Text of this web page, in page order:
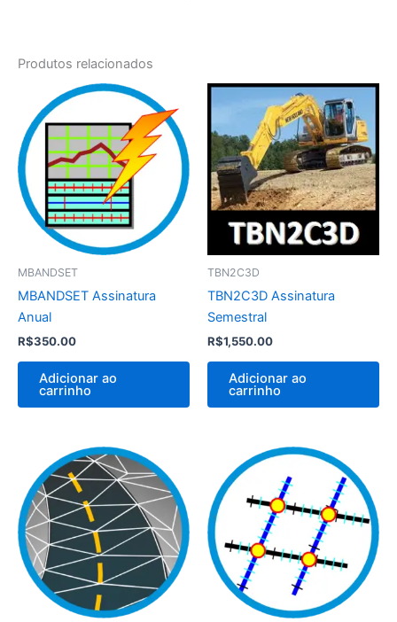
Produtos relacionados
MBANDSET
MBANDSET Assinatura
Anual
R$350.00
Adicionar ao
carrinho
TBN2C3D
TBN2C3D Assinatura
Semestral
R$1,550.00
Adicionar ao
carrinho